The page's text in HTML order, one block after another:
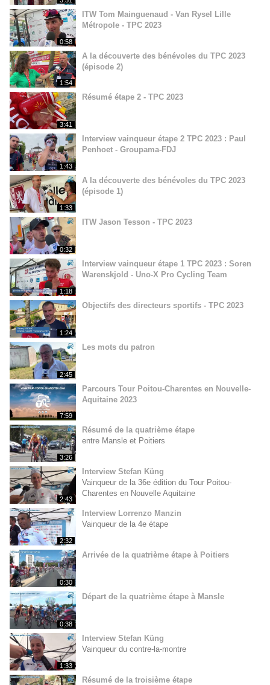
0:58
ITW Tom Mainguenaud - Van Rysel Lille
Métropole - TPC 2023
1:54
A la découverte des bénévoles du TPC 2023
(épisode 2)
3:41
Résumé étape 2 - TPC 2023
1:43
Interview vainqueur étape 2 TPC 2023 : Paul
Penhoet - Groupama-FDJ
1:33
A la découverte des bénévoles du TPC 2023
(épisode 1)
0:32
ITW Jason Tesson - TPC 2023
1:18
Interview vainqueur étape 1 TPC 2023 : Soren
Warenskjold - Uno-X Pro Cycling Team
1:24
Objectifs des directeurs sportifs - TPC 2023
2:45
Les mots du patron
7:59
Parcours Tour Poitou-Charentes en Nouvelle-
Aquitaine 2023
3:26
Résumé de la quatrième étape
entre Mansle et Poitiers
2:43
Interview Stefan Küng
Vainqueur de la 36e édition du Tour Poitou-
Charentes en Nouvelle Aquitaine
2:32
Interview Lorrenzo Manzin
Vainqueur de la 4e étape
0:30
Arrivée de la quatrième étape à Poitiers
0:38
Départ de la quatrième étape à Mansle
1:33
Interview Stefan Küng
Vainqueur du contre-la-montre
Résumé de la troisième étape